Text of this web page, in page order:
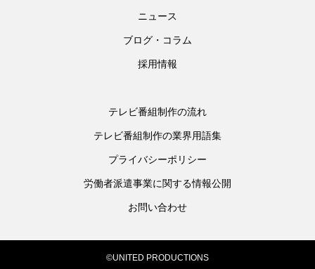
ニュース
ブログ・コラム
採用情報
テレビ番組制作の流れ
テレビ番組制作の業界用語集
プライバシーポリシー
労働者派遣事業に関する情報公開
お問い合わせ
©UNITED PRODUCTIONS